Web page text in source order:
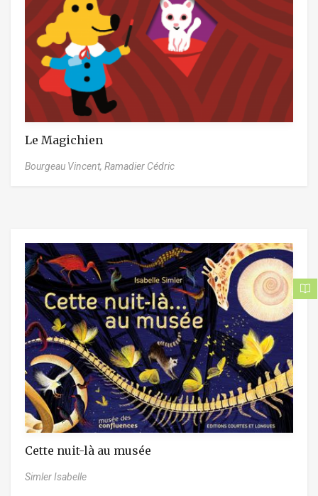
Le Magichien
Bourgeau Vincent, Ramadier Cédric
Cette nuit-là au musée
Simler Isabelle